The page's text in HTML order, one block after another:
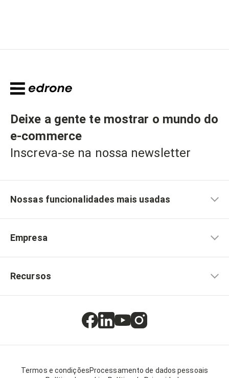
Deixe a gente te mostrar o mundo do
e-commerce
Inscreva-se na nossa newsletter
Nossas funcionalidades mais usadas
Empresa
Recursos
Termos e condiçõesProcessamento de dados pessoais